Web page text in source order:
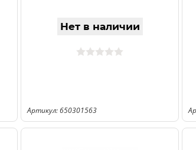
Нет в наличии
Артикул: 650301563